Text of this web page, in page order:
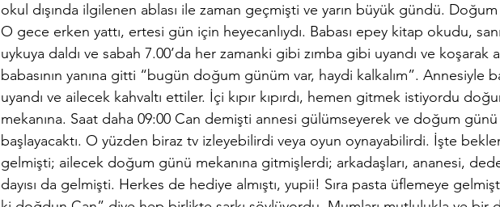
okul dışında ilgilenen ablası ile zaman geçmişti ve yarın büyük gündü.
O gece erken yattı, ertesi gün için heyecanlıydı. Babası epey kitap okudu,
uykuya daldı ve sabah 7.00’da her zamanki gibi zımba gibi uyandı ve koşarak
babasının yanına gitti “bugün doğum günüm var, haydi kalkalım”. Annesiyle
uyandı ve ailecek kahvaltı ettiler. İçi kıpır kıpırdı, hemen gitmek istiyordu
mekanına. Saat daha 09:00 Can demişti annesi gülümseyerek ve doğum günü
başlayacaktı. O yüzden biraz tv izleyebilirdi veya oyun oynayabilirdi. İşte
gelmişti; ailecek doğum günü mekanına gitmişlerdi; arkadaşları, ananesi,
dayısı da gelmişti. Herkes de hediye almıştı, yupii! Sıra pasta üflemeye